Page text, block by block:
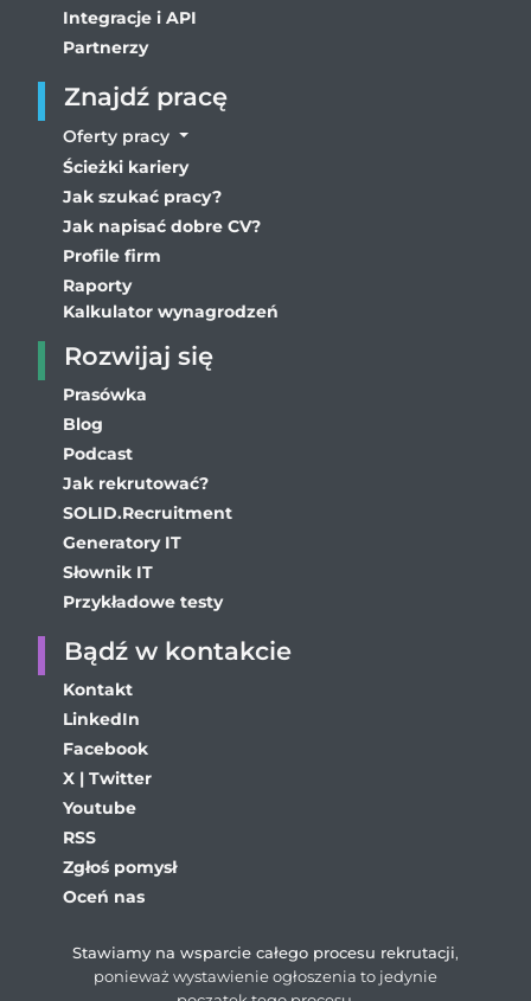
Integracje i API
Partnerzy
Znajdź pracę
Oferty pracy
Ścieżki kariery
Jak szukać pracy?
Jak napisać dobre CV?
Profile firm
Raporty
Kalkulator wynagrodzeń
Rozwijaj się
Prasówka
Blog
Podcast
Jak rekrutować?
SOLID.Recruitment
Generatory IT
Słownik IT
Przykładowe testy
Bądź w kontakcie
Kontakt
LinkedIn
Facebook
X | Twitter
Youtube
RSS
Zgłoś pomysł
Oceń nas
Stawiamy na wsparcie całego procesu rekrutacji,
ponieważ wystawienie ogłoszenia to jedynie